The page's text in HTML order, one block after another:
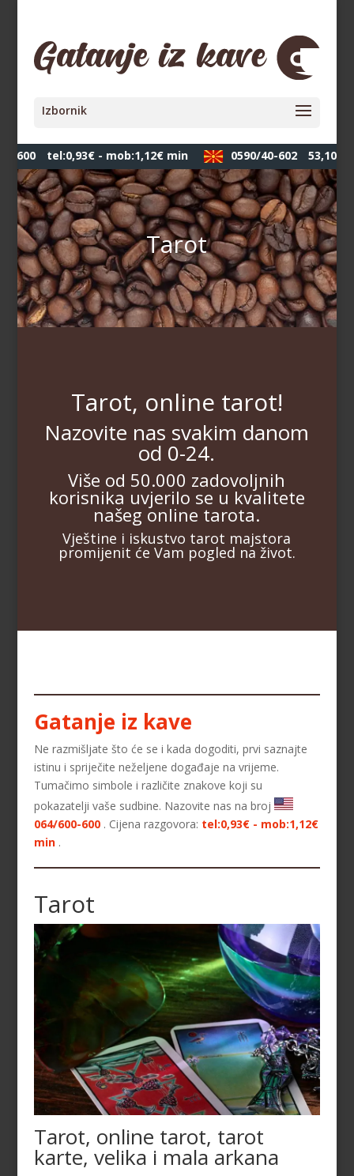
600 tel:0,93€ - mob:1,12€ min 0590/40-602 53,10
Tarot
Tarot, online tarot!
Nazovite nas svakim danom
od 0-24.
Više od 50.000 zadovoljnih
korisnika uvjerilo se u kvalitete
našeg online tarota.
Vještine i iskustvo tarot majstora
promijenit će Vam pogled na život.
Gatanje iz kave
Ne razmišljate što će se i kada dogoditi, prvi saznajte
istinu i spriječite neželjene događaje na vrijeme.
Tumačimo simbole i različite znakove koji su
pokazatelji vaše sudbine. Nazovite nas na broj
064/600-600 . Cijena razgovora: tel:0,93€ - mob:1,12€
min .
Tarot
Tarot, online tarot, tarot
karte, velika i mala arkana